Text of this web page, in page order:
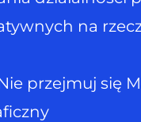
na
przejmuj się